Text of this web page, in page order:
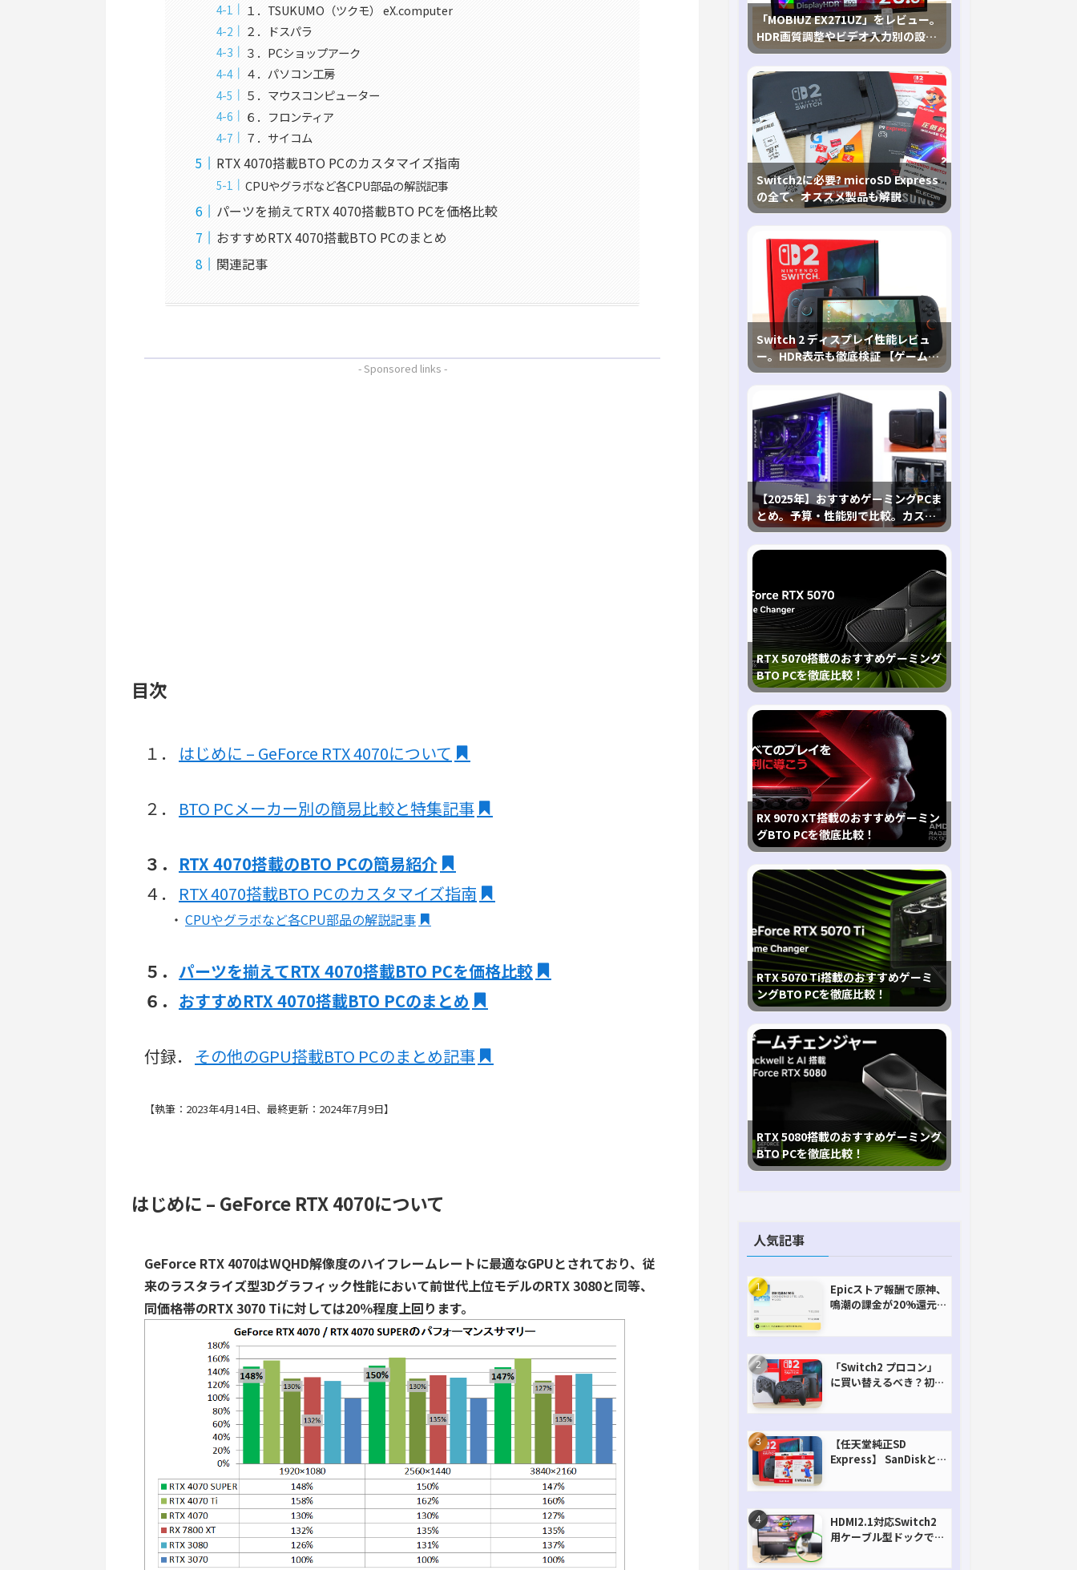
１．TSUKUMO（ツクモ） eX.computer
２．ドスパラ
３．PCショップアーク
４．パソコン工房
５．マウスコンピューター
６．フロンティア
７．サイコム
RTX 4070搭載BTO PCのカスタマイズ指南
CPUやグラボなど各CPU部品の解説記事
パーツを揃えてRTX 4070搭載BTO PCを価格比較
おすすめRTX 4070搭載BTO PCのまとめ
関連記事
- Sponsored links -
目次
１． はじめに – GeForce RTX 4070について
２． BTO PCメーカー別の簡易比較と特集記事
３． RTX 4070搭載のBTO PCの簡易紹介
４．
RTX 4070搭載BTO PCのカスタマイズ指南
・ CPUやグラボなど各CPU部品の解説記事
５． パーツを揃えてRTX 4070搭載BTO PCを価格比較
６． おすすめRTX 4070搭載BTO PCのまとめ
付録． その他のGPU搭載BTO PCのまとめ記事
【執筆：2023年4月14日、最終更新：2024年7月9日】
はじめに – GeForce RTX 4070について
GeForce RTX 4070はWQHD解像度のハイフレームレートに最適なGPUとされており、従
来のラスタライズ型3Dグラフィック性能において前世代上位モデルのRTX 3080と同等、
同価格帯のRTX 3070 Tiに対しては20％程度上回ります。
「MOBIUZ EX271UZ」をレビュー。
HDR画質調整やビデオ入力別の設定
が可能な4K有機ELゲーミングモニタ
を徹底検証
Switch2に必要? microSD Express
の全て、オススメ製品も解説
Switch 2 ディスプレイ性能レビュ
ー。HDR表示も徹底検証 【ゲームに
おけるHDRの未来を切り開く1台！】
【2025年】おすすめゲーミングPCま
とめ。予算・性能別で比較。カスタ
マイズ指南も
RTX 5070搭載のおすすめゲーミング
BTO PCを徹底比較！
RX 9070 XT搭載のおすすめゲーミン
グBTO PCを徹底比較！
RTX 5070 Ti搭載のおすすめゲーミ
ングBTO PCを徹底比較！
RTX 5080搭載のおすすめゲーミング
BTO PCを徹底比較！
人気記事
Epicストア報酬で原神、
鳴潮の課金が20%還元
「Switch2 プロコン」
に買い替えるべき？初代
【任天堂純正SD
Express】 SanDiskと
HDMI2.1対応Switch2
用ケーブル型ドックで省